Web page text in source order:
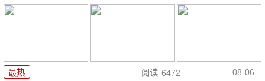
最热 阅读 6472 08-06